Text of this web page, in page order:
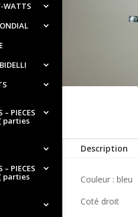
WATTS
– PIECES
parties
– PIECES
parties
Description
Couleur : bleu
Coté droit